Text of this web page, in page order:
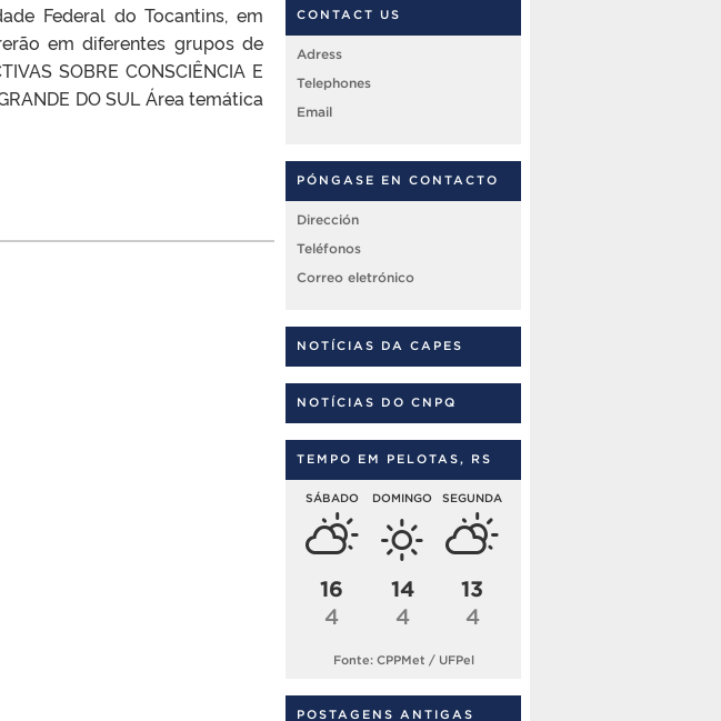
Federal do Tocantins, em
em diferentes grupos de
SOBRE CONSCIÊNCIA E
DO SUL Área temática
CONTACT US
Adress
Telephones
Email
PÓNGASE EN CONTACTO
Dirección
Teléfonos
Correo eletrónico
NOTÍCIAS DA CAPES
NOTÍCIAS DO CNPQ
TEMPO EM PELOTAS, RS
SÁBADO
16
4
DOMINGO
14
4
SEGUNDA
13
4
Fonte: CPPMet / UFPel
POSTAGENS ANTIGAS